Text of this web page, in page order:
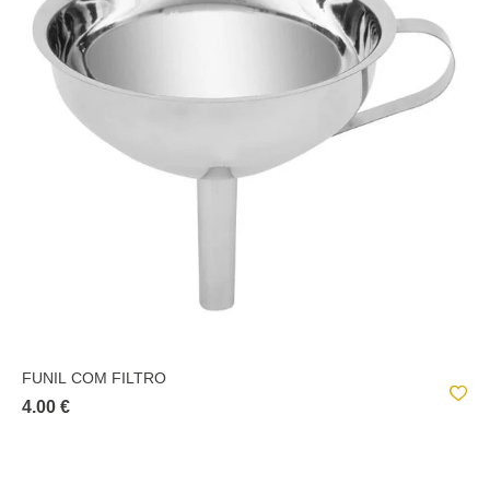
FUNIL COM FILTRO
4.00 €